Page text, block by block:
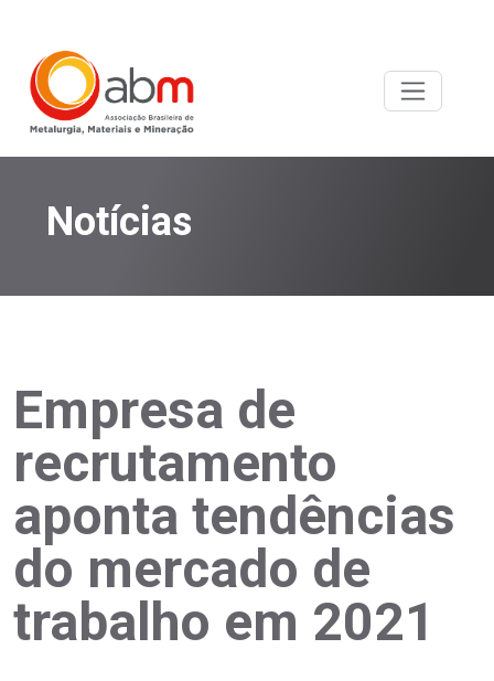
Notícias
Empresa de
recrutamento
aponta tendências
do mercado de
trabalho em 2021